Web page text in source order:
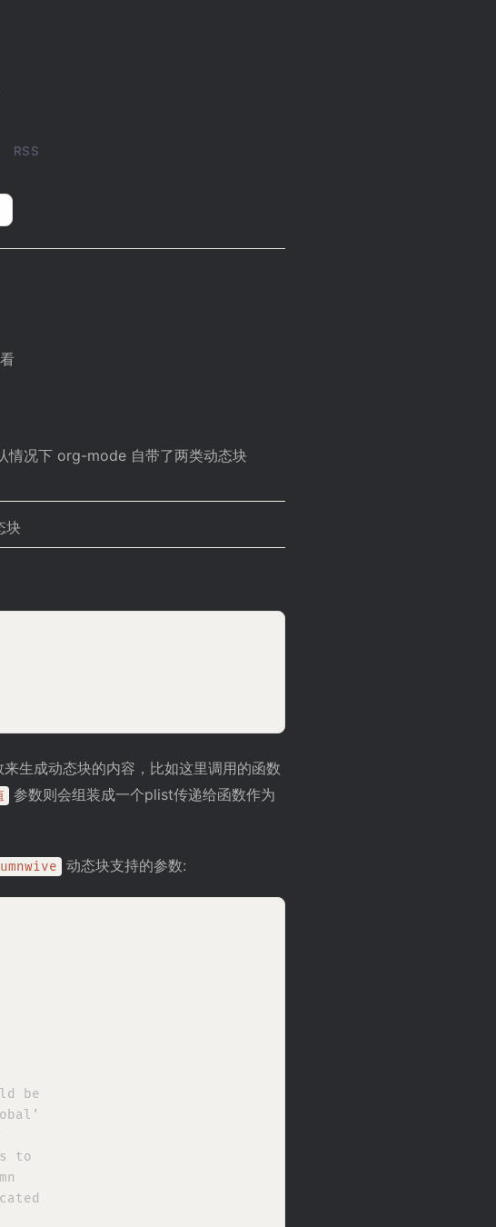
RSS
情况下 org-mode 自带了两类动态块
块
生成动态块的内容，比如这里调用的函数
参数则会组装成一个plist传递给函数作为
动态块支持的参数:
be
to